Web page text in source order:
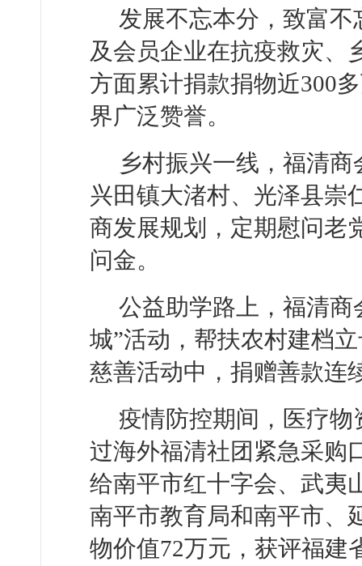
发展不忘本分，致富
及会员企业在抗疫救灾、
方面累计捐款捐物近300
界广泛赞誉。
乡村振兴一线，福清
兴田镇大渚村、光泽县崇
商发展规划，定期慰问老
问金。
公益助学路上，福清
城”活动，帮扶农村建档
慈善活动中，捐赠善款连
疫情防控期间，医疗
过海外福清社团紧急采购
给南平市红十字会、武夷
南平市教育局和南平市、
物价值72万元，获评福建